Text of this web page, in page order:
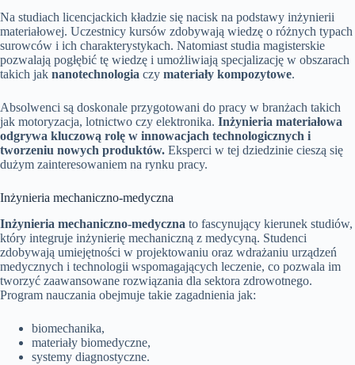
Na studiach licencjackich kładzie się nacisk na podstawy inżynierii
materiałowej. Uczestnicy kursów zdobywają wiedzę o różnych typach
surowców i ich charakterystykach. Natomiast studia magisterskie
pozwalają pogłębić tę wiedzę i umożliwiają specjalizację w obszarach
takich jak nanotechnologia czy materiały kompozytowe.
Absolwenci są doskonale przygotowani do pracy w branżach takich
jak motoryzacja, lotnictwo czy elektronika. Inżynieria materiałowa
odgrywa kluczową rolę w innowacjach technologicznych i
tworzeniu nowych produktów. Eksperci w tej dziedzinie cieszą się
dużym zainteresowaniem na rynku pracy.
Inżynieria mechaniczno-medyczna
Inżynieria mechaniczno-medyczna to fascynujący kierunek studiów,
który integruje inżynierię mechaniczną z medycyną. Studenci
zdobywają umiejętności w projektowaniu oraz wdrażaniu urządzeń
medycznych i technologii wspomagających leczenie, co pozwala im
tworzyć zaawansowane rozwiązania dla sektora zdrowotnego.
Program nauczania obejmuje takie zagadnienia jak:
biomechanika,
materiały biomedyczne,
systemy diagnostyczne.